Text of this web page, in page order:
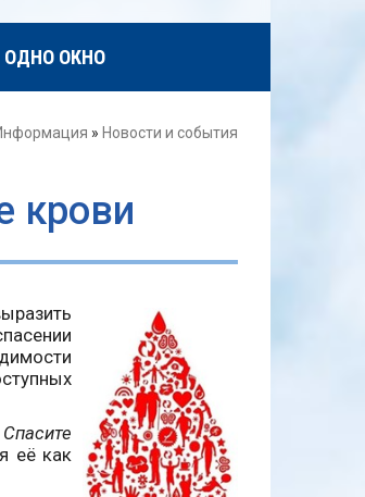
ОДНО ОКНО
» Новости и события
крови
её как